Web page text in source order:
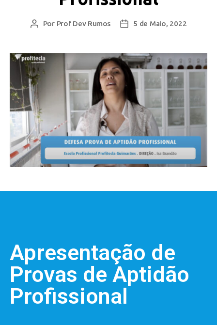
Por Prof Dev Rumos 5 de Maio, 2022
Apresentação de
Provas de Aptidão
Profissional